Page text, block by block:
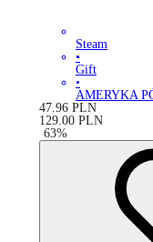
Steam
•
Gift
•
AMERYKA
47.96 PLN
129.00 PLN
-63%